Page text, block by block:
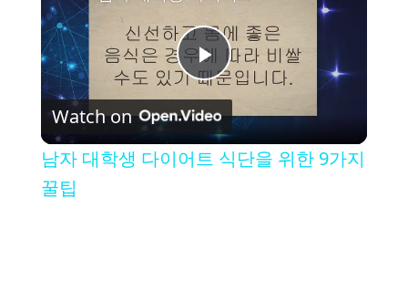
P
l
Watch on
남자 대학생 다이어트 식단을 위한 9가지
꿀팁